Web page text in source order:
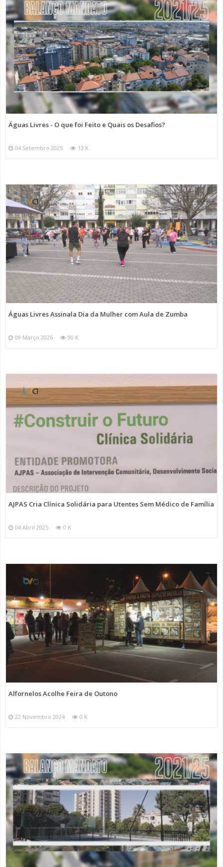
Águas Livres - O que foi Feito e Quais os Desafios?
04 Setembro 2025 13 K
Águas Livres Assinala Dia da Mulher com Aula de Zumba
09 Março 2026 90 K
AJPAS Cria Clínica Solidária para Utentes Sem Médico de Família
04 Abril 2025 0 K
Alfornelos Acolhe Feira de Outono
22 Novembro 2024 0 K